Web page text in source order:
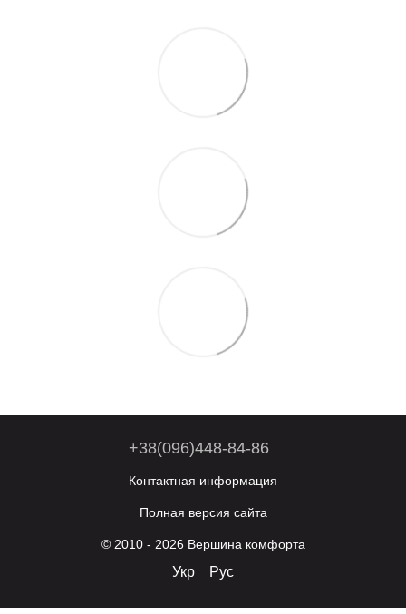
+38(096)448-84-86
Контактная информация
Полная версия сайта
© 2010 - 2026 Вершина комфорта
Укр Рус